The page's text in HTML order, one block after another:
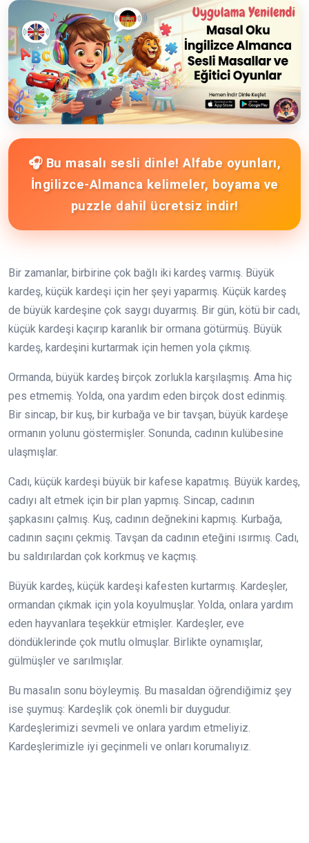
🎧 Bu masalı sesli dinle! Alfabe oyunları,
İngilizce-Almanca kelimeler, boyama ve
puzzle dahil ücretsiz indir!
Bir zamanlar, birbirine çok bağlı iki kardeş varmış. Büyük
kardeş, küçük kardeşi için her şeyi yaparmış. Küçük kardeş
de büyük kardeşine çok saygı duyarmış. Bir gün, kötü bir cadı,
küçük kardeşi kaçırıp karanlık bir ormana götürmüş. Büyük
kardeş, kardeşini kurtarmak için hemen yola çıkmış.
Ormanda, büyük kardeş birçok zorlukla karşılaşmış. Ama hiç
pes etmemiş. Yolda, ona yardım eden birçok dost edinmiş.
Bir sincap, bir kuş, bir kurbağa ve bir tavşan, büyük kardeşe
ormanın yolunu göstermişler. Sonunda, cadının kulübesine
ulaşmışlar.
Cadı, küçük kardeşi büyük bir kafese kapatmış. Büyük kardeş,
cadıyı alt etmek için bir plan yapmış. Sincap, cadının
şapkasını çalmış. Kuş, cadının değnekini kapmış. Kurbağa,
cadının saçını çekmiş. Tavşan da cadının eteğini ısırmış. Cadı,
bu saldırılardan çok korkmuş ve kaçmış.
Büyük kardeş, küçük kardeşi kafesten kurtarmış. Kardeşler,
ormandan çıkmak için yola koyulmuşlar. Yolda, onlara yardım
eden hayvanlara teşekkür etmişler. Kardeşler, eve
döndüklerinde çok mutlu olmuşlar. Birlikte oynamışlar,
gülmüşler ve sarılmışlar.
Bu masalın sonu böyleymiş. Bu masaldan öğrendiğimiz şey
ise şuymuş: Kardeşlik çok önemli bir duygudur.
Kardeşlerimizi sevmeli ve onlara yardım etmeliyiz.
Kardeşlerimizle iyi geçinmeli ve onları korumalıyız.